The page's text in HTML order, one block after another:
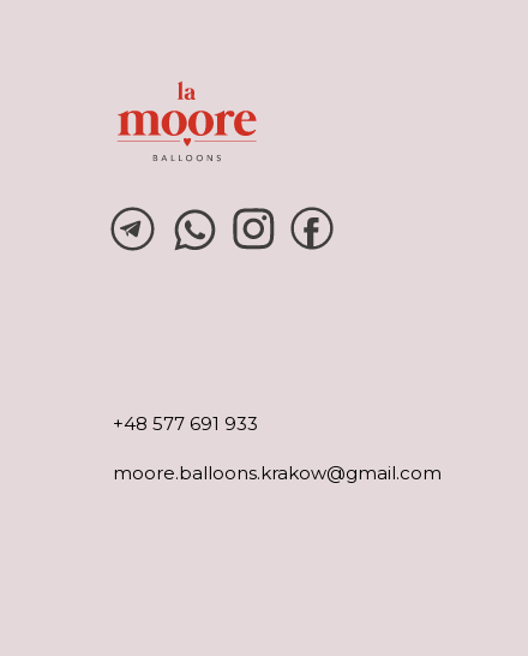
+48 577 691 933
moore.balloons.krakow@gmail.com